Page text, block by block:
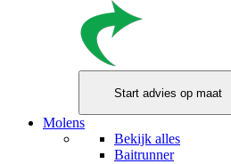
Molens
Bekijk alles
Baitrunner